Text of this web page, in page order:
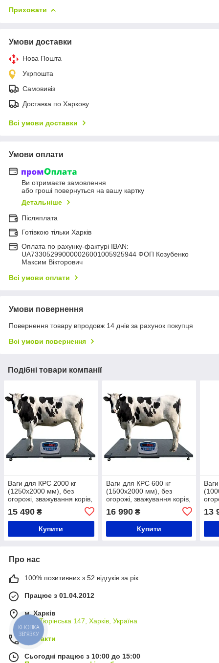
Приховати
Умови доставки
Нова Пошта
Укрпошта
Самовивіз
Доставка по Харкову
Всі умови доставки
Умови оплати
Ви отримаєте замовлення
або гроші повернуться на вашу картку
Детальніше
Післяплата
Готівкою тільки Харків
Оплата по рахунку-фактурі IBAN:
UA733052990000026001005925944 ФОП Козубенко
Максим Вікторович
Всі умови оплати
Умови повернення
Повернення товару впродовж 14 днів за рахунок покупця
Всі умови повернення
Подібні товари компанії
Ваги для КРС 2000 кг
(1250x2000 мм), без
огорожі, зважування корів,
15 490 ₴
Купити
Ваги для КРС 600 кг
(1500x2000 мм), без
огорожі, зважування корів,
16 990₴
Купити
13
Про нас
100% позитивних з 52 відгуків за рік
Працює з 01.04.2012
м. Харків
вул. Тюрінська 147, Харків, Україна
Контакти
Сьогодні працює з 10:00 до 15:00
КНОПКА
ЗВ'ЯЗКУ